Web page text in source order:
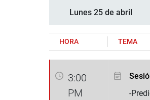
Lunes 25 de abril
HORA TEMA
3:00
PM
-